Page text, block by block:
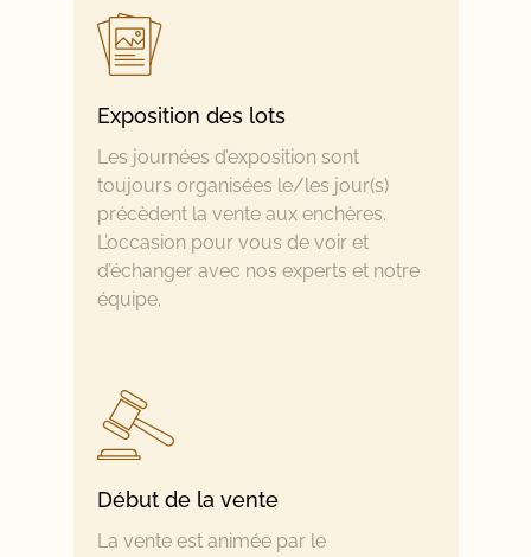
Exposition des lots
Les journées d’exposition sont
toujours organisées le/les jour(s)
précèdent la vente aux enchères.
L’occasion pour vous de voir et
d’échanger avec nos experts et notre
équipe.
Début de la vente
La vente est animée par le